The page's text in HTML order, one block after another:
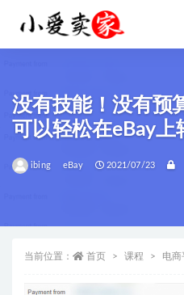
没有技能！没有预
可以轻松在eBay上
ibing eBay 2021/07/23
当前位置： 首页 课程 电商